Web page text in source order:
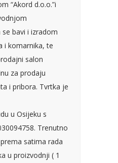
“Akord d.o.o.”i
bavi i izradom
i komarnika, te
salon
za prodaju
i pribora. Tvrtka je
u Osijeku s
Trenutno
satima rada
u proizvodnji ( 1